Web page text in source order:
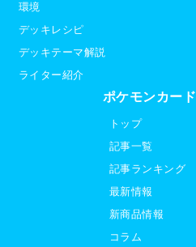
環境
デッキレシピ
デッキテーマ解説
ライター紹介
ポケモンカード
トップ
記事一覧
記事ランキング
最新情報
新商品情報
コラム